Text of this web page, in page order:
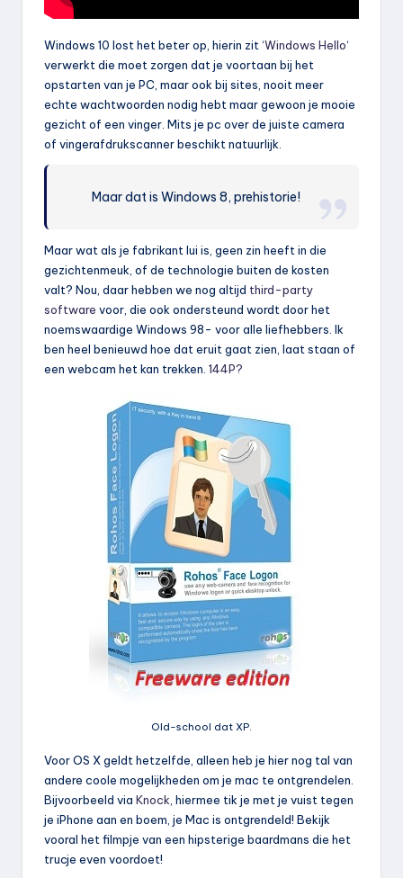
Windows 10 lost het beter op, hierin zit ‘Windows Hello‘
verwerkt die moet zorgen dat je voortaan bij het
opstarten van je PC, maar ook bij sites, nooit meer
echte wachtwoorden nodig hebt maar gewoon je mooie
gezicht of een vinger. Mits je pc over de juiste camera
of vingerafdrukscanner beschikt natuurlijk.
Maar dat is Windows 8, prehistorie!
Maar wat als je fabrikant lui is, geen zin heeft in die
gezichtenmeuk, of de technologie buiten de kosten
valt? Nou, daar hebben we nog altijd third-party
software voor, die ook ondersteund wordt door het
noemswaardige Windows 98- voor alle liefhebbers. Ik
ben heel benieuwd hoe dat eruit gaat zien, laat staan of
een webcam het kan trekken. 144P?
Old-school dat XP.
Voor OS X geldt hetzelfde, alleen heb je hier nog tal van
andere coole mogelijkheden om je mac te ontgrendelen.
Bijvoorbeeld via Knock , hiermee tik je met je vuist tegen
je iPhone aan en boem, je Mac is ontgrendeld! Bekijk
vooral het filmpje van een hipsterige baardmans die het
trucje even voordoet!